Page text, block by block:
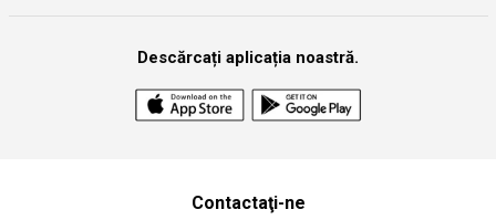
Descărcați aplicația noastră.
Contactaţi-ne